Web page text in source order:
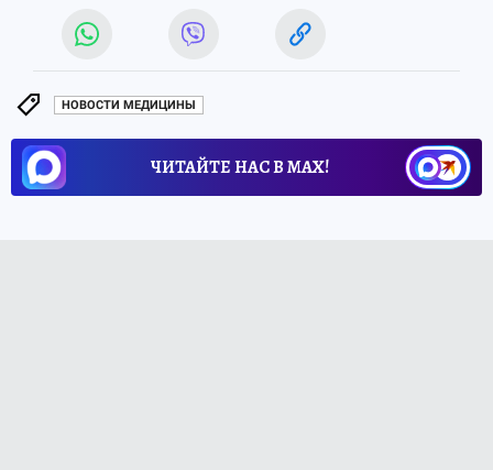
НОВОСТИ МЕДИЦИНЫ
ЧИТАЙТЕ НАС В МАХ!